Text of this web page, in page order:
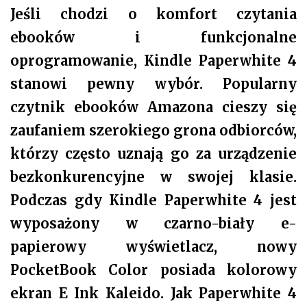
Jeśli chodzi o komfort czytania
ebooków i funkcjonalne
oprogramowanie, Kindle Paperwhite 4
stanowi pewny wybór. Popularny
czytnik ebooków Amazona cieszy się
zaufaniem szerokiego grona odbiorców,
którzy często uznają go za urządzenie
bezkonkurencyjne w swojej klasie.
Podczas gdy Kindle Paperwhite 4 jest
wyposażony w czarno-biały e-
papierowy wyświetlacz, nowy
PocketBook Color posiada kolorowy
ekran E Ink Kaleido. Jak Paperwhite 4